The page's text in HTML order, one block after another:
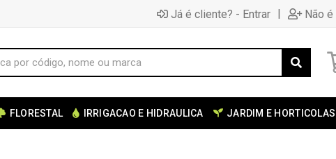
Já é cliente? - Entrar | Não
FLORESTAL IRRIGACAO E HIDRAULICA JARDIM E HORTICOLAS